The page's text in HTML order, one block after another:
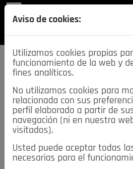
SECCIONES
≡NOTICIAS
Aviso de cookies:
Utilizamos cookies propias
funcionamiento de la web y
fines analíticos.
No utilizamos cookies para
relacionada con sus
perfil elaborado a partir de
navegación (ni en nuestra
visitados).
Usted puede aceptar todas
necesarias para el